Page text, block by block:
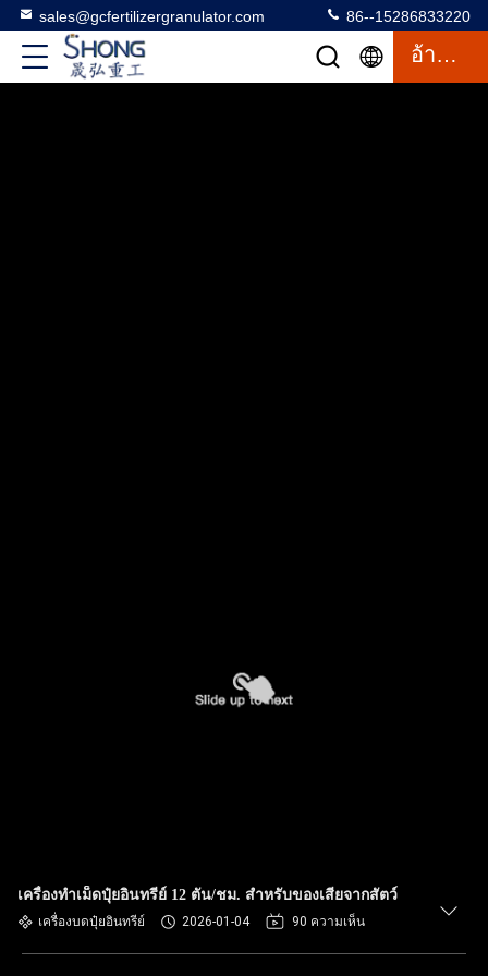
sales@gcfertilizergranulator.com 86--15286833220
อ้างอิง
เครื่องทำเม็ดปุ๋ยอินทรีย์ 12 ตัน/ชม. สำหรับของเสียจากสัตว์
เครื่องบดปุ๋ยอินทรีย์ 2026-01-04 90 ความเห็น